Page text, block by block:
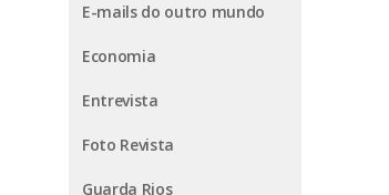
E-mails do outro mundo
Economia
Entrevista
Foto Revista
Guarda Rios